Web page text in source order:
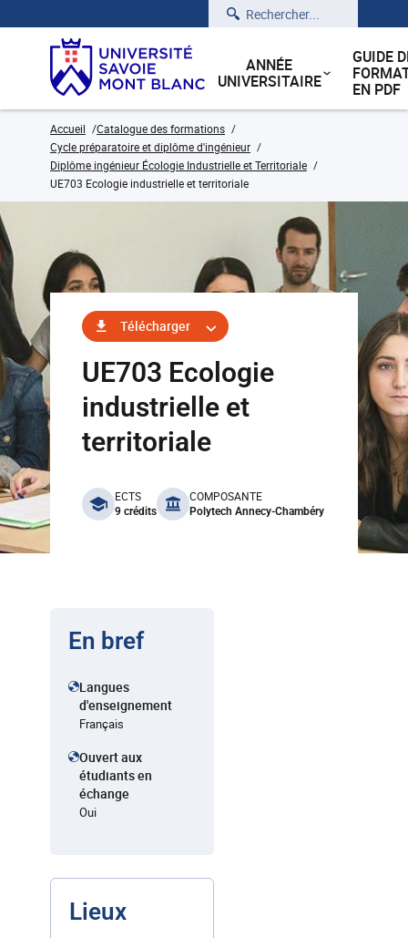
Rechercher
ANNÉE
UNIVERSITAIRE
GUIDE
EN PDF
Accueil
Catalogue des formations
Cycle préparatoire et diplôme d'ingénieur
Diplôme ingénieur Écologie Industrielle et Territoriale
UE703 Ecologie industrielle et territoriale
Télécharger
UE703 Ecologie
industrielle et
territoriale
benefits
ECTS
9 crédits
COMPOSANTE
Polytech Annecy-Chambéry
En bref
Langues
d'enseignement
Français
Ouvert aux
étudiants en
échange
Oui
Lieux